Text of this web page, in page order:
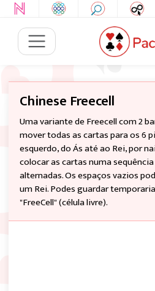
Chinese Freecell
Uma variante de Freecell com 2
mover todas as cartas para os 6
esquerdo, do Ás até ao Rei, por
colocar as cartas numa
alternadas. Os espaços vazios
um Rei. Podes guardar
"FreeCell" (célula livre).